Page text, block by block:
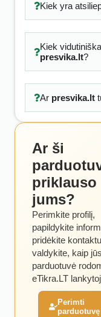
Kiek yra
Kiek
presvika.lt?
Ar presvika.lt
Ar ši
priklauso
jums?
Perimkite profilį,
papildykite
pridėkite
valdykite, kaip
parduotuvė
eTikra.LT
Perimti
parduotuvę